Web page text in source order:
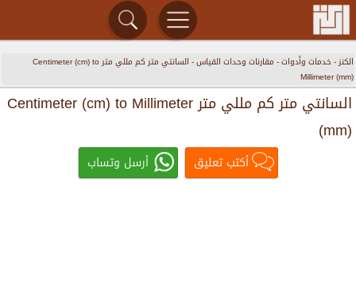
الكنز-خدمات وأدوات- مقارنات وحدات القياس-
السانتي متر كم مللي متر Centimeter (cm) to
Millimeter (mm)
السانتي متر كم مللي متر Centimeter (cm) to Millimeter
(mm)
أكتب تعليق أرسل وتساب